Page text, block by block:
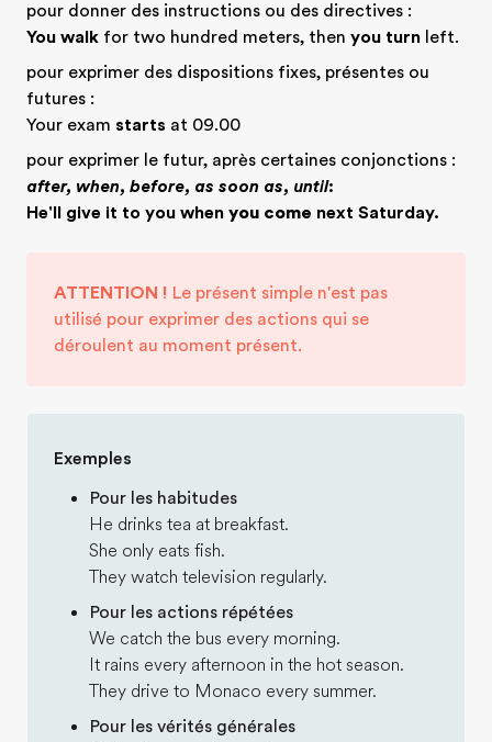
pour donner des instructions ou des directives :
You walk for two hundred meters, then you turn left.
pour exprimer des dispositions fixes, présentes ou
futures :
Your exam starts at 09.00
pour exprimer le futur, après certaines conjonctions :
after, when, before, as soon as, until:
He'll give it to you when you come next Saturday.
ATTENTION ! Le présent simple n'est pas
utilisé pour exprimer des actions qui se
déroulent au moment présent.
Exemples
Pour les habitudes
He drinks tea at breakfast.
She only eats fish.
They watch television regularly.
Pour les actions répétées
We catch the bus every morning.
It rains every afternoon in the hot season.
They drive to Monaco every summer.
Pour les vérités générales